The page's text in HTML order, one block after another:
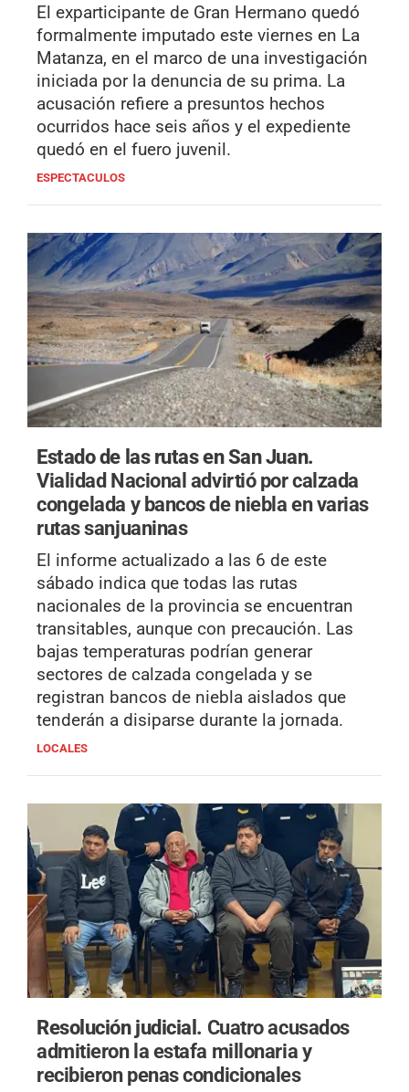
El exparticipante de Gran Hermano quedó
formalmente imputado este viernes en La
Matanza, en el marco de una investigación
iniciada por la denuncia de su prima. La
acusación refiere a presuntos hechos
ocurridos hace seis años y el expediente
quedó en el fuero juvenil.
ESPECTACULOS
Estado de las rutas en San Juan.
Vialidad Nacional advirtió por calzada
congelada y bancos de niebla en varias
rutas sanjuaninas
El informe actualizado a las 6 de este
sábado indica que todas las rutas
nacionales de la provincia se encuentran
transitables, aunque con precaución. Las
bajas temperaturas podrían generar
sectores de calzada congelada y se
registran bancos de niebla aislados que
tenderán a disiparse durante la jornada.
LOCALES
Resolución judicial. Cuatro acusados
admitieron la estafa millonaria y
recibieron penas condicionales